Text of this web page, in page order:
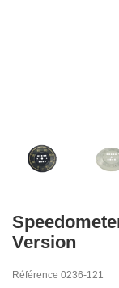
Version
Référence 0236-121